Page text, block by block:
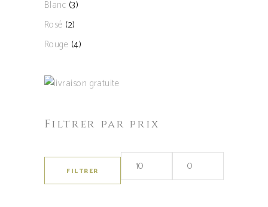
Blanc (3)
Rosé (2)
Rouge (4)
Filtrer par prix
Prix
Prix
FILTRER